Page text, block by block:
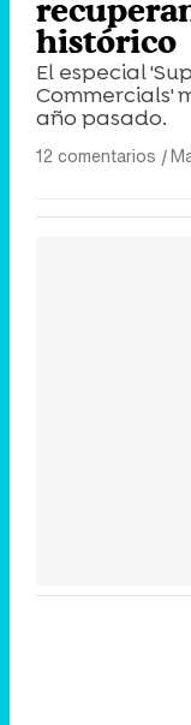
histórico
El especial
Commercials'
año pasado.
12 comentarios |